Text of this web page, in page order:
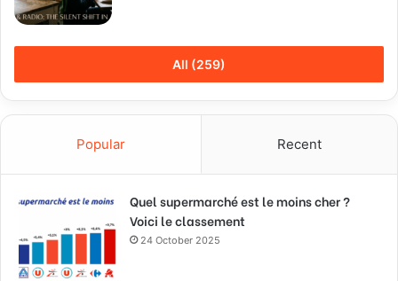
All (259)
Popular Recent
Quel supermarché est le moins cher ?
Voici le classement
24 October 2025